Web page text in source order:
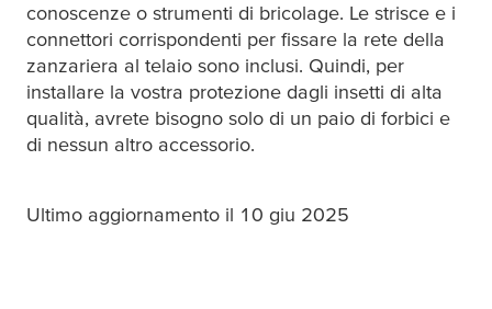
conoscenze o strumenti di bricolage. Le strisce e i
connettori corrispondenti per fissare la rete della
zanzariera al telaio sono inclusi. Quindi, per
installare la vostra protezione dagli insetti di alta
qualità, avrete bisogno solo di un paio di forbici e
di nessun altro accessorio.
Ultimo aggiornamento il 10 giu 2025